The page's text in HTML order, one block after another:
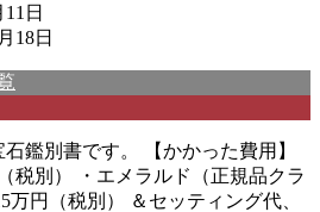
日
18日
鑑別書です。 【かかった費用】
別） ・エメラルド（正規品クラ
円（税別） ＆セッティング代、